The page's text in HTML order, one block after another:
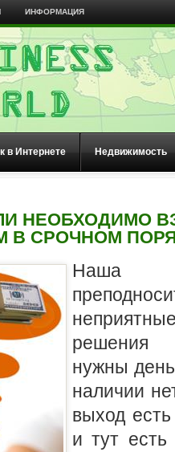
ИНФОРМАЦИЯ
в Интернете Недвижимость
НЕОБХОДИМО
В СРОЧНОМ
Наша
решения
нужны
наличии
выход
и тут